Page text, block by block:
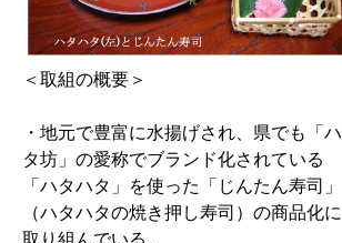
＜取組の概要＞
・地元で豊富に水揚げされ、県でも「ハ
タ坊」の愛称でブランド化されている
「ハタハタ」を使った「じんたん寿司」
（ハタハタの焼き押し寿司）の商品化に
取り組んでいる。